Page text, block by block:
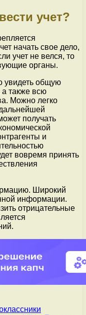
учет?
начать свое дело,
учет не велся, то
органы.
увидеть общую
а также всю
Можно легко
получать
и
вовремя принять
Широкий
информации.
отрицательные